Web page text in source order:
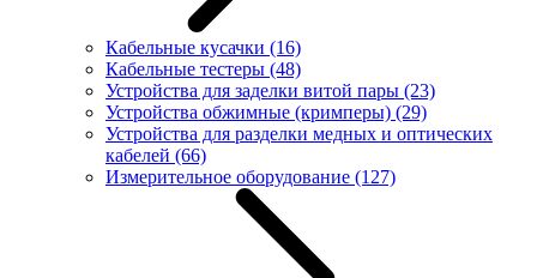
Кабельные кусачки (16)
Кабельные тестеры (48)
Устройства для заделки витой пары (23)
Устройства обжимные (кримперы) (29)
Устройства для разделки медных и оптических
кабелей (66)
Измерительное оборудование (127)